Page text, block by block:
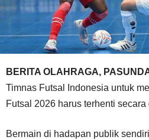
BERITA OLAHRAGA,
Timnas Futsal Indonesia untuk
Futsal 2026 harus terhenti secara
Bermain di hadapan publik